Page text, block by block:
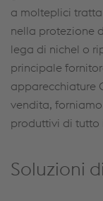
a molteplici
nella protezione
lega di nichel o
principale
apparecchiature
vendita,
produttivi di tutto
Soluzioni